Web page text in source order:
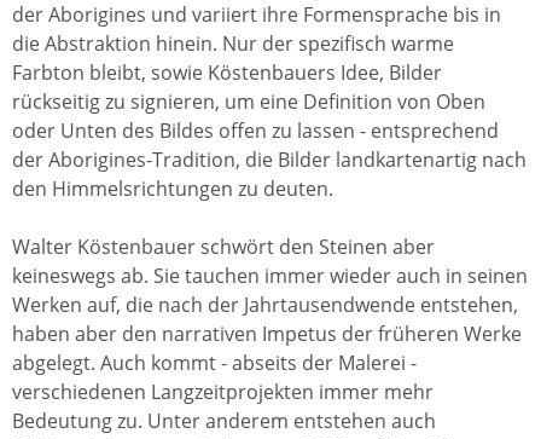
der Aborigines und variiert ihre Formensprache bis in
die Abstraktion hinein. Nur der spezifisch warme
Farbton bleibt, sowie Köstenbauers Idee, Bilder
rückseitig zu signieren, um eine Definition von Oben
oder Unten des Bildes offen zu lassen - entsprechend
der Aborigines-Tradition, die Bilder landkartenartig nach
den Himmelsrichtungen zu deuten.
Walter Köstenbauer schwört den Steinen aber
keineswegs ab. Sie tauchen immer wieder auch in seinen
Werken auf, die nach der Jahrtausendwende entstehen,
haben aber den narrativen Impetus der früheren Werke
abgelegt. Auch kommt - abseits der Malerei -
verschiedenen Langzeitprojekten immer mehr
Bedeutung zu. Unter anderem entstehen auch